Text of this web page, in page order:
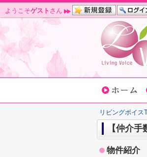
ようこそゲスト さん
リビングボイス
【仲介
物件紹介